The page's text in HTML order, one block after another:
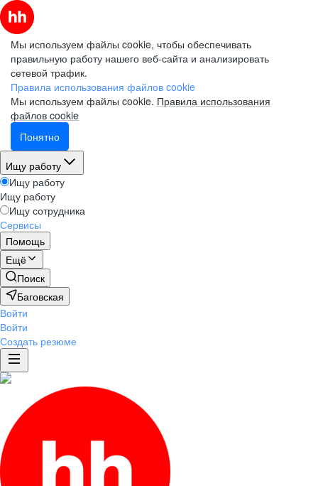
Мы используем файлы cookie, чтобы обеспечивать
правильную работу нашего веб-сайта и анализировать
сетевой трафик.
Правила использования файлов cookie
Мы используем файлы cookie. Правила использования
файлов cookie
Понятно
Ищу работу
Ищу работу
Ищу работу
Ищу сотрудника
Сервисы
Помощь
Ещё
Поиск
Баговская
Войти
Войти
Создать резюме